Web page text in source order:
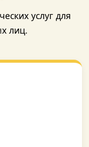
услуг для
лиц.